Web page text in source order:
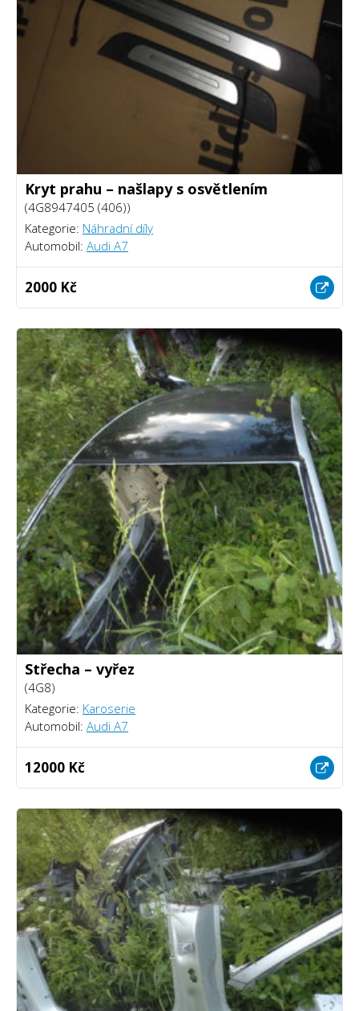
Kryt prahu – našlapy s osvětlením
(4G8947405 (406))
Kategorie: Náhradní díly
Automobil: Audi A7
2000 Kč
Střecha – vyřez
(4G8)
Kategorie: Karoserie
Automobil: Audi A7
12000 Kč